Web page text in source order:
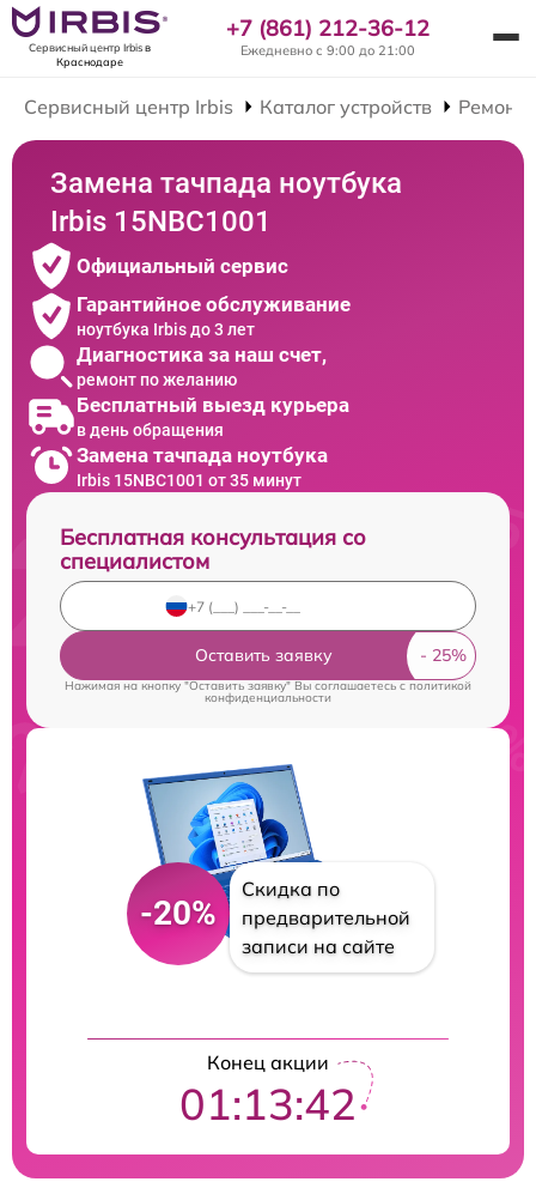
Сервисный центр Irbisв
Краснодаре
+7 (861) 212-36-12
Ежедневно с 9:00 до 21:00
Сервисный центр Irbis Каталог устройств Ремонт
Замена тачпада ноутбука
Irbis 15NBC1001
Официальный сервис
Гарантийное обслуживание
ноутбука Irbis до 3 лет
Диагностика за наш счет,
ремонт по желанию
Бесплатный выезд курьера
в день обращения
Замена тачпада ноутбука
Irbis 15NBC1001 от 35 минут
Бесплатная консультация со
специалистом
Оставить заявку
Нажимая на кнопку "Оставить заявку" Вы соглашаетесь c политикой
конфиденциальности
-20%
Скидка по
предварительной
записи на сайте
Конец акции
01:13:41